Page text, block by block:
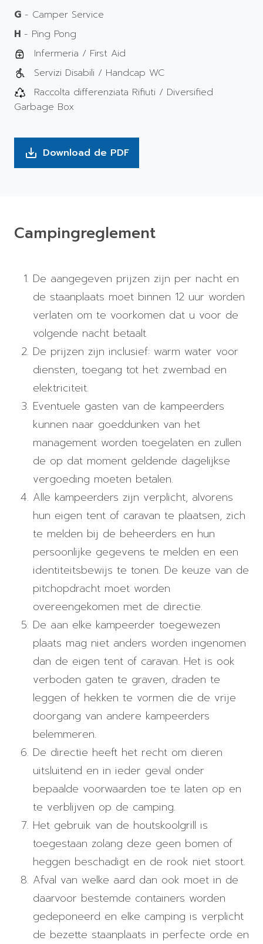
G - Camper Service
H - Ping Pong
Infermeria / First Aid
Servizi Disabili / Handcap WC
Raccolta differenziata Rifiuti / Diversified
Garbage Box
save_alt Download de PDF
Campingreglement
De aangegeven prijzen zijn per nacht en
de staanplaats moet binnen 12 uur worden
verlaten om te voorkomen dat u voor de
volgende nacht betaalt
De prijzen zijn inclusief: warm water voor
diensten, toegang tot het zwembad en
elektriciteit.
Eventuele gasten van de kampeerders
kunnen naar goeddunken van het
management worden toegelaten en zullen
de op dat moment geldende dagelijkse
vergoeding moeten betalen.
Alle kampeerders zijn verplicht, alvorens
hun eigen tent of caravan te plaatsen, zich
te melden bij de beheerders en hun
persoonlijke gegevens te melden en een
identiteitsbewijs te tonen. De keuze van de
pitchopdracht moet worden
overeengekomen met de directie.
De aan elke kampeerder toegewezen
plaats mag niet anders worden ingenomen
dan de eigen tent of caravan. Het is ook
verboden gaten te graven, draden te
leggen of hekken te vormen die de vrije
doorgang van andere kampeerders
belemmeren.
De directie heeft het recht om dieren
uitsluitend en in ieder geval onder
bepaalde voorwaarden toe te laten op en
te verblijven op de camping.
Het gebruik van de houtskoolgrill is
toegestaan ​​zolang deze geen bomen of
heggen beschadigt en de rook niet stoort.
Afval van welke aard dan ook moet in de
daarvoor bestemde containers worden
gedeponeerd en elke camping is verplicht
de bezette staanplaats in perfecte orde en